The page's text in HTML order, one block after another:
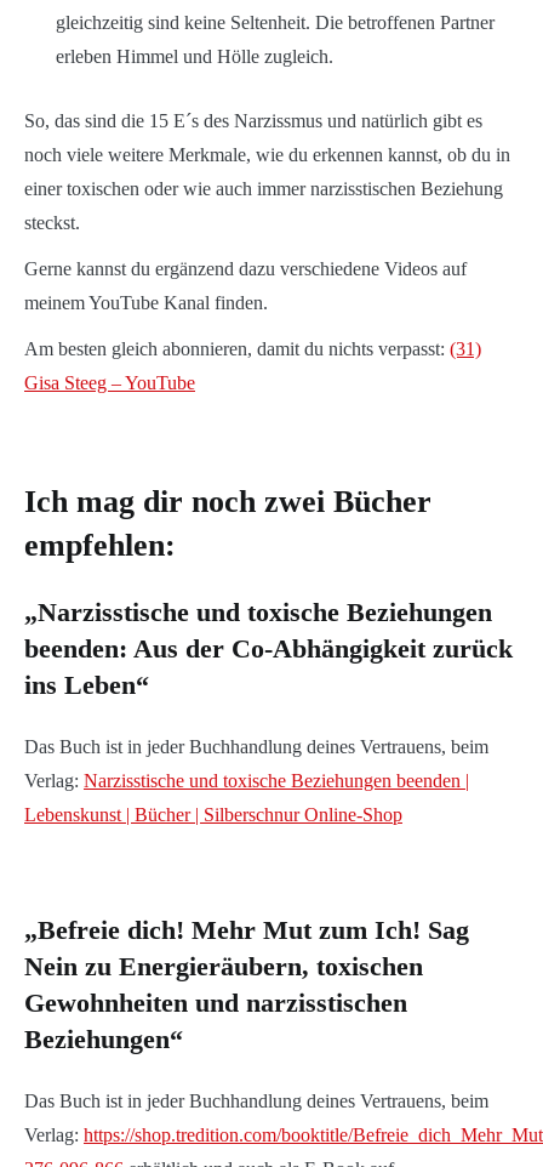
gleichzeitig sind keine Seltenheit. Die betroffenen Partner
erleben Himmel und Hölle zugleich.
So, das sind die 15 E´s des Narzissmus und natürlich gibt es
noch viele weitere Merkmale, wie du erkennen kannst, ob du in
einer toxischen oder wie auch immer narzisstischen Beziehung
steckst.
Gerne kannst du ergänzend dazu verschiedene Videos auf
meinem YouTube Kanal finden.
Am besten gleich abonnieren, damit du nichts verpasst: (31)
Gisa Steeg – YouTube
Ich mag dir noch zwei Bücher
empfehlen:
„Narzisstische und toxische Beziehungen
beenden: Aus der Co-Abhängigkeit zurück
ins Leben“
Das Buch ist in jeder Buchhandlung deines Vertrauens, beim
Verlag: Narzisstische und toxische Beziehungen beenden |
Lebenskunst | Bücher | Silberschnur Online-Shop
„Befreie dich! Mehr Mut zum Ich! Sag
Nein zu Energieräubern, toxischen
Gewohnheiten und narzisstischen
Beziehungen“
Das Buch ist in jeder Buchhandlung deines Vertrauens, beim
Verlag: https://shop.tredition.com/booktitle/